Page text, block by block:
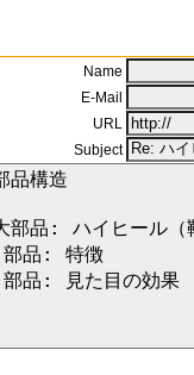
Name
E-Mail
URL
Subject